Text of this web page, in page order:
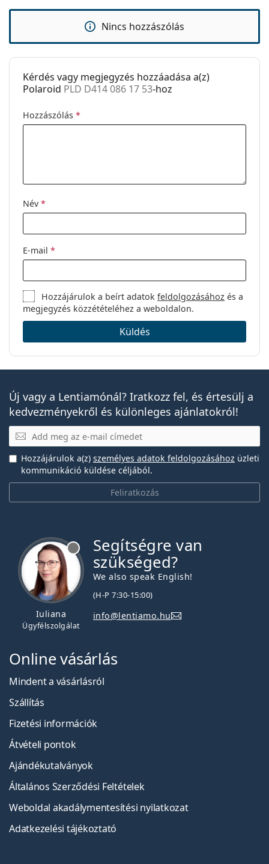
Tok:
Nem
Tisztítókendő:
Igen
Egyéb
Kategória:
Nincs hozzászólás
Kérdés vagy megjegyzés hozzáadása a(z)
Polaroid PLD D414 086 17 53-hoz
Hozzászólás *
Név *
E-mail *
Hozzájárulok a beírt adatokfeldolgozásához és a
megjegyzés közzétételéhez a weboldalon.
Küldés
Új vagy a Lentiamónál? Iratkozz fel, és értesülj a
kedvezményekről és különleges ajánlatokról!
E-mail
Feliratkozás
Hozzájárulok a(z) személyes adatok feldolgozásához üzleti
kommunikáció küldése céljából.
Iuliana
Ügyfélszolgálat
Segítségre van
szükséged?
We also speak English!
(H-P 7:30-15:00)
info@lentiamo.hu
Online vásárlás
Mindent a vásárlásról
Szállítás
Fizetési információk
Átvételi pontok
Ajándékutalványok
Általános Szerződési Feltételek
Weboldal akadálymentesítési nyilatkozat
Adatkezelési tájékoztató